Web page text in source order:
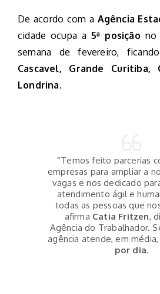
De acordo com a Agência
cidade ocupa a5ª posição no
semana de fevereiro,
Cascavel, Grande Curitiba,
Londrina.
“Temos feito parcerias
empresas para ampliar a
vagas e nos dedicado
atendimento ágil e
todas as pessoas que
afirma Catia Fritzen,
Agência do Trabalhador.
agência atende, em média,
por dia.